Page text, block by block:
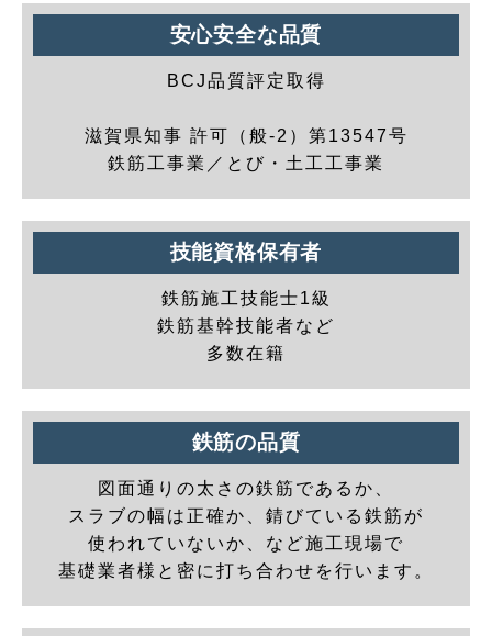
安心安全な品質
BCJ品質評定取得
滋賀県知事 許可（般-2）第13547号
鉄筋工事業／とび・土工工事業
技能資格保有者
鉄筋施工技能士1級
鉄筋基幹技能者など
多数在籍
鉄筋の品質
図面通りの太さの鉄筋であるか、
スラブの幅は正確か、錆びている鉄筋が
使われていないか、など施工現場で
基礎業者様と密に打ち合わせを行います。